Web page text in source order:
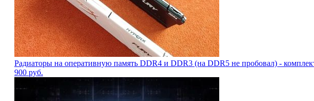
Радиаторы на оперативную память DDR4 и DDR3 (на DDR5 не пробовал) -
900 руб.